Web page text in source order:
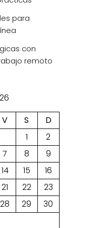
para
con
remoto
V S
D
1
2
7 8
9
14 15
16
21 22
23
28 29
30